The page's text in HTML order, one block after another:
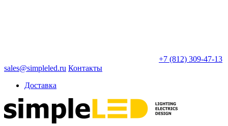
+7 (812) 309-47-13
sales@simpleled.ru Контакты
Доставка